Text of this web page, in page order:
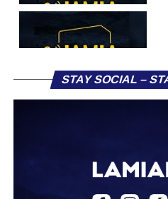
STAY SOCIAL –